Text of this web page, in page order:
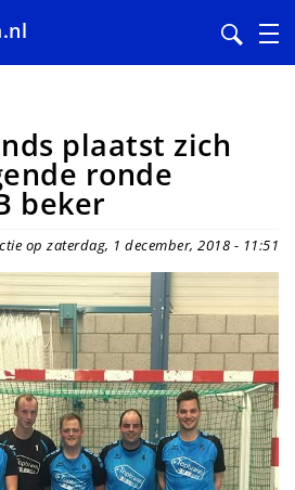
plaatst zich
ronde
beker
op zaterdag, 1 december, 2018 - 11:51